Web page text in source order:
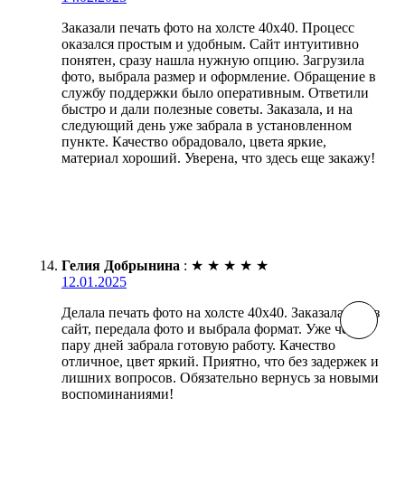
Заказали печать фото на холсте 40х40. Процесс
оказался простым и удобным. Сайт интуитивно
понятен, сразу нашла нужную опцию. Загрузила
фото, выбрала размер и оформление. Обращение в
службу поддержки было оперативным. Ответили
быстро и дали полезные советы. Заказала, и на
следующий день уже забрала в установленном
пункте. Качество обрадовало, цвета яркие,
материал хороший. Уверена, что здесь еще закажу!
Гелия Добрынина : ★ ★ ★ ★ ★
12.01.2025
Делала печать фото на холсте 40х40. Заказала через
сайт, передала фото и выбрала формат. Уже через
пару дней забрала готовую работу. Качество
отличное, цвет яркий. Приятно, что без задержек и
лишних вопросов. Обязательно вернусь за новыми
воспоминаниями!